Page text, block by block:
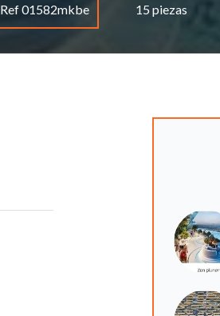
Ref 01582mkbe 15 piezas